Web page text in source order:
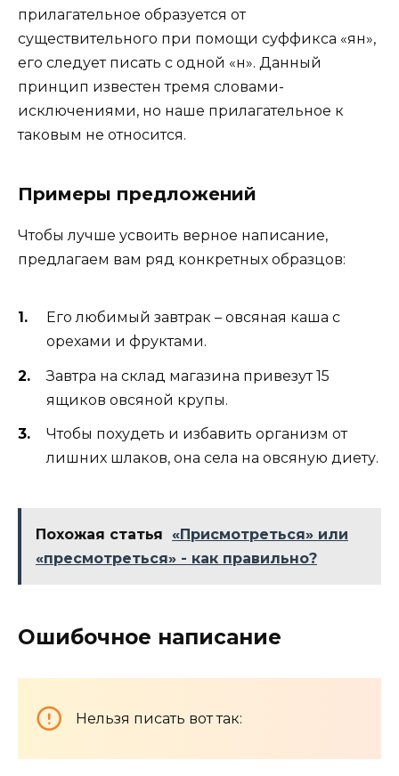
прилагательное образуется от
существительного при помощи суффикса «ян»,
его следует писать с одной «н». Данный
принцип известен тремя словами-
исключениями, но наше прилагательное к
таковым не относится.
Примеры предложений
Чтобы лучше усвоить верное написание,
предлагаем вам ряд конкретных образцов:
Его любимый завтрак – овсяная каша с
орехами и фруктами.
Завтра на склад магазина привезут 15
ящиков овсяной крупы.
Чтобы похудеть и избавить организм от
лишних шлаков, она села на овсяную диету.
Похожая статья
«Присмотреться» или
«пресмотреться» - как правильно?
Ошибочное написание
Нельзя писать вот так: